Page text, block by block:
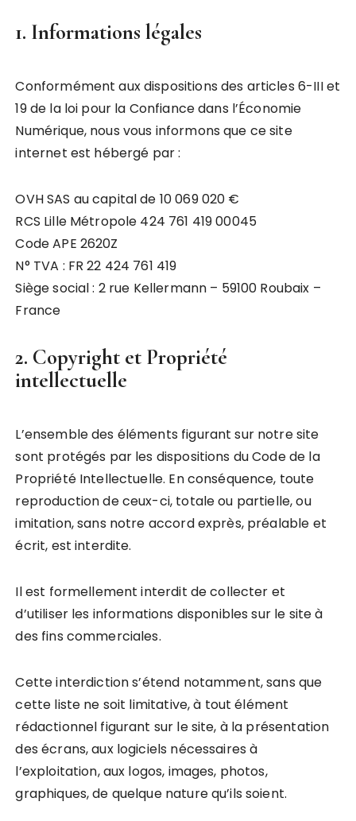
1. Informations légales
Conformément aux dispositions des articles 6-III et
19 de la loi pour la Confiance dans l’Économie
Numérique, nous vous informons que ce site
internet est hébergé par :
OVH SAS au capital de 10 069 020 €
RCS Lille Métropole 424 761 419 00045
Code APE 2620Z
N° TVA : FR 22 424 761 419
Siège social : 2 rue Kellermann – 59100 Roubaix –
France
2. Copyright et Propriété
intellectuelle
L’ensemble des éléments figurant sur notre site
sont protégés par les dispositions du Code de la
Propriété Intellectuelle. En conséquence, toute
reproduction de ceux-ci, totale ou partielle, ou
imitation, sans notre accord exprès, préalable et
écrit, est interdite.
Il est formellement interdit de collecter et
d’utiliser les informations disponibles sur le site à
des fins commerciales.
Cette interdiction s’étend notamment, sans que
cette liste ne soit limitative, à tout élément
rédactionnel figurant sur le site, à la présentation
des écrans, aux logiciels nécessaires à
l’exploitation, aux logos, images, photos,
graphiques, de quelque nature qu’ils soient.